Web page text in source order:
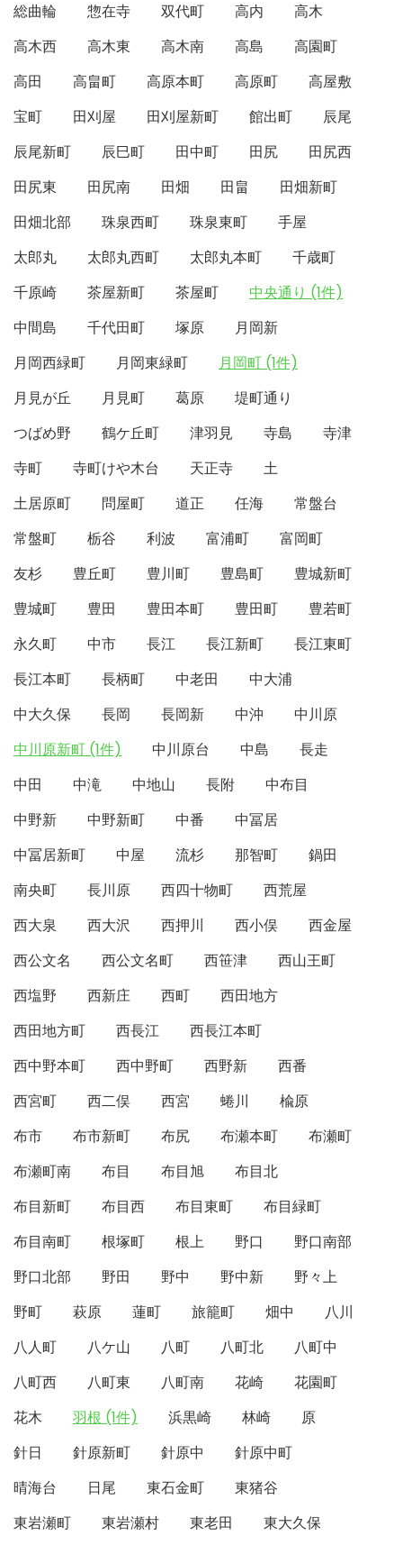
総曲輪
惣在寺 双代町 高内
高木
高木西
高木東 高木南 高島
高園町
高田
高畠町 高原本町 高原町
高屋敷
宝町
田刈屋 田刈屋新町 館出町
辰尾
辰尾新町
辰巳町 田中町 田尻
田尻西
田尻東
田尻南 田畑 田畠
田畑新町
田畑北部
珠泉西町 珠泉東町
手屋
太郎丸
太郎丸西町 太郎丸本町
千歳町
千原崎
茶屋新町 茶屋町
中央通り (1件)
中間島
千代田町 塚原
月岡新
月岡西緑町
月岡東緑町
月岡町 (1件)
月見が丘
月見町 葛原
堤町通り
つばめ野
鶴ケ丘町 津羽見 寺島
寺津
寺町
寺町けや木台 天正寺
土
土居原町
問屋町 道正 任海
常盤台
常盤町
栃谷 利波 富浦町
富岡町
友杉
豊丘町 豊川町 豊島町
豊城新町
豊城町
豊田 豊田本町 豊田町
豊若町
永久町
中市 長江 長江新町
長江東町
長江本町
長柄町 中老田
中大浦
中大久保
長岡 長岡新 中沖
中川原
中川原新町 (1件)
中川原台 中島
長走
中田
中滝 中地山 長附
中布目
中野新
中野新町 中番
中冨居
中冨居新町
中屋 流杉 那智町
鍋田
南央町
長川原 西四十物町
西荒屋
西大泉
西大沢 西押川 西小俣
西金屋
西公文名
西公文名町 西笹津
西山王町
西塩野
西新庄 西町
西田地方
西田地方町
西長江
西長江本町
西中野本町
西中野町 西野新
西番
西宮町
西二俣 西宮 蜷川
楡原
布市
布市新町 布尻 布瀬本町
布瀬町
布瀬町南
布目 布目旭
布目北
布目新町
布目西 布目東町
布目緑町
布目南町
根塚町 根上 野口
野口南部
野口北部
野田 野中 野中新
野々上
野町
萩原 蓮町 旅籠町 畑中
八川
八人町
八ケ山 八町 八町北
八町中
八町西
八町東 八町南 花崎
花園町
花木
羽根 (1件) 浜黒崎 林崎
原
針日
針原新町 針原中
針原中町
晴海台
日尾 東石金町
東猪谷
東岩瀬町
東岩瀬村 東老田 東大久保